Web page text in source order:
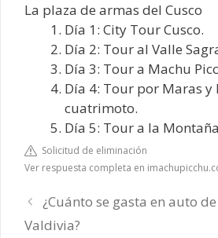
La plaza de armas del Cusco
Día 1: City Tour Cusco.
Día 2: Tour al Valle
Día 3: Tour a Machu
Día 4: Tour por Maras y
cuatrimoto.
Día 5: Tour a la
Solicitud de eliminación
Ver respuesta completa en
¿Cuánto se gasta en auto
Valdivia?